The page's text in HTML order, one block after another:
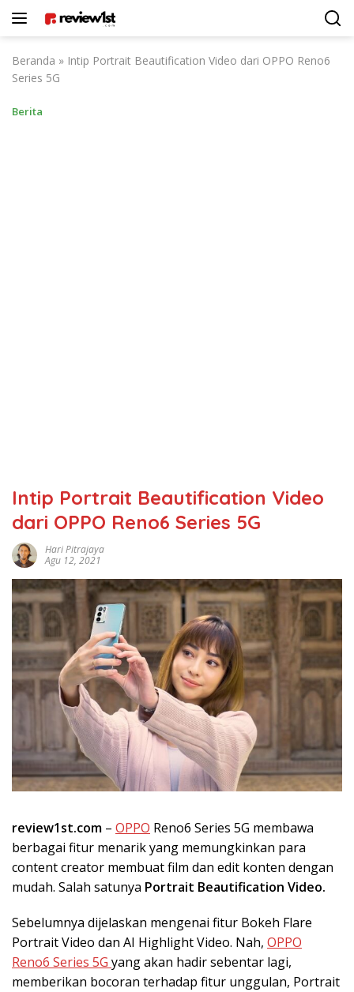
Beranda » Intip Portrait Beautification Video dari OPPO Reno6
Series 5G
Berita
Intip Portrait Beautification Video
dari OPPO Reno6 Series 5G
Hari Pitrajaya
Agu 12, 2021
review1st.com – OPPO Reno6 Series 5G membawa
berbagai fitur menarik yang memungkinkan para
content creator membuat film dan edit konten dengan
mudah. Salah satunya Portrait Beautification Video.
Sebelumnya dijelaskan mengenai fitur Bokeh Flare
Portrait Video dan AI Highlight Video. Nah, OPPO
Reno6 Series 5G yang akan hadir sebentar lagi,
memberikan bocoran terhadap fitur unggulan, Portrait